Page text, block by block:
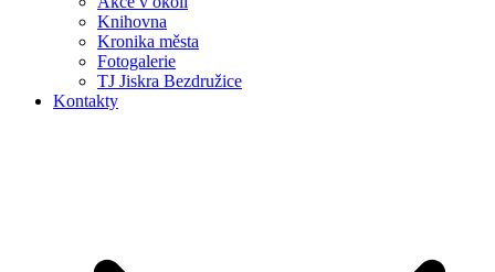
Knihovna
Kronika města
Fotogalerie
TJ Jiskra Bezdružice
Kontakty